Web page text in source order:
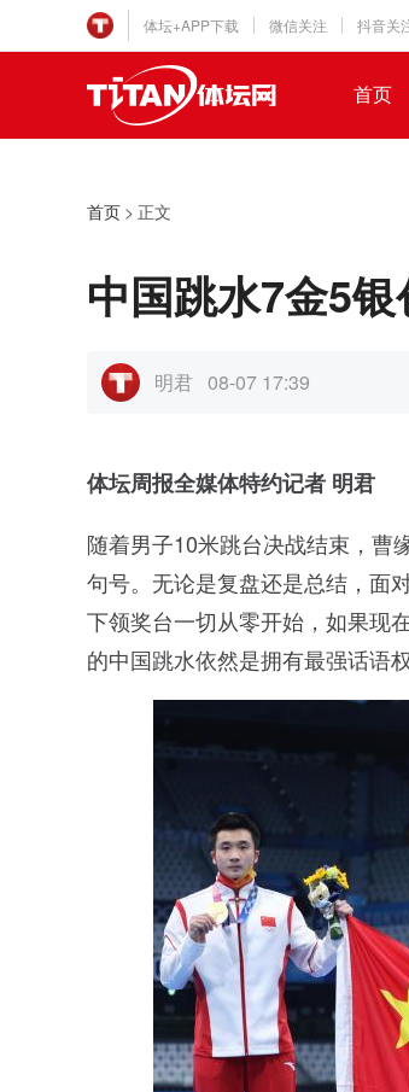
体坛+APP下载 微信关注 抖音关
首页
首页 > 正文
中国跳水7金5
明君 08-07 17:39
体坛周报全媒体特约记者 明君
随着男子10米跳台决战结束，曹
句号。无论是复盘还是总结，面
下领奖台一切从零开始，如果现
的中国跳水依然是拥有最强话语